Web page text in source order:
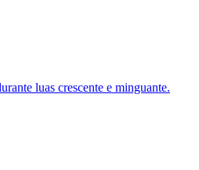
luas crescente e minguante.